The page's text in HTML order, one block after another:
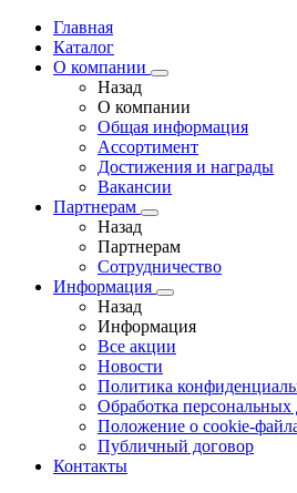
Главная
Каталог
О компании
Назад
О компании
Общая информация
Ассортимент
Достижения и награды
Вакансии
Партнерам
Назад
Партнерам
Сотрудничество
Информация
Назад
Информация
Все акции
Новости
Политика
Обработка
Положение о cookie-
Публичный договор
Контакты